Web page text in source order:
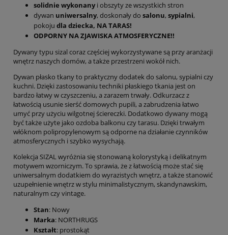
solidnie wykonanyi obszyty ze wszystkich stron
dywan uniwersalny, doskonały do salonu, sypialni,
pokoju dla dziecka, NA TARAS!
ODPORNY NA ZJAWISKA ATMOSFERYCZNE!!
Dywany typu sizal coraz częściej wykorzystywane są przy aranżacji
wnętrz naszych domów, a także przestrzeni wokół nich.
Dywan płasko tkany to praktyczny dodatek do salonu, sypialni czy
kuchni. Dzięki zastosowaniu techniki płaskiego tkania jest on
bardzo łatwy w czyszczeniu, a zarazem trwały. Odkurzacz z
łatwością usunie sierść domowych pupili, a zabrudzenia łatwo
umyć przy użyciu wilgotnej ściereczki. Dodatkowo dywany mogą
być także użyte jako ozdoba balkonu czy tarasu. Dzięki trwałym
włóknom polipropylenowym są odporne na działanie czynników
atmosferycznych i szybko wysychają.
Kolekcja SIZAL wyróżnia się stonowaną kolorystyką i delikatnym
motywem wzorniczym. To sprawia, że z łatwością może stać się
uniwersalnym dodatkiem do wyrazistych wnętrz, a także stanowić
uzupełnienie wnętrz w stylu minimalistycznym, skandynawskim,
naturalnym czy vintage.
Stan: Nowy
Marka: NORTHRUGS
Kształt: prostokąt